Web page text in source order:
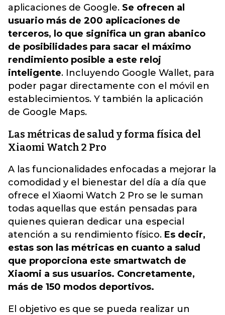
aplicaciones de Google. Se ofrecen al
usuario más de 200 aplicaciones de
terceros, lo que significa un gran abanico
de posibilidades para sacar el máximo
rendimiento posible a este reloj
inteligente. Incluyendo Google Wallet, para
poder pagar directamente con el móvil en
establecimientos. Y también la aplicación
de Google Maps.
Las métricas de salud y forma física del
Xiaomi Watch 2 Pro
A las funcionalidades enfocadas a mejorar la
comodidad y el bienestar del día a día que
ofrece el Xiaomi Watch 2 Pro se le suman
todas aquellas que están pensadas para
quienes quieran dedicar una especial
atención a su rendimiento físico. Es decir,
estas son las métricas en cuanto a salud
que proporciona este smartwatch de
Xiaomi a sus usuarios. Concretamente,
más de 150 modos deportivos.
El objetivo es que se pueda realizar un